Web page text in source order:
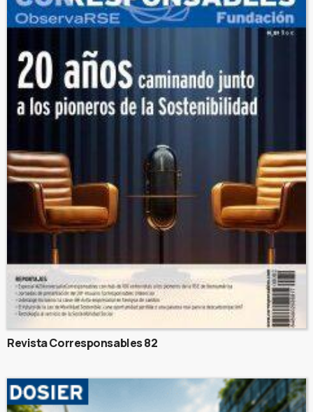
Revista Corresponsables 82